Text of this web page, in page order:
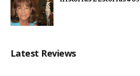
Latest Reviews